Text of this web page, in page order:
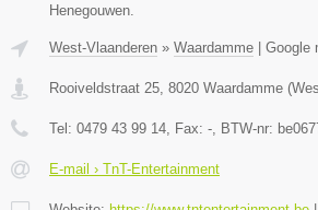
Henegouwen.
West-Vlaanderen » Waardamme Google
Rooiveldstraat 25, 8020 Waardamme (
Tel: 0479 43 99 14, Fax: -, BTW-nr:
E-mail › TnT-Entertainment